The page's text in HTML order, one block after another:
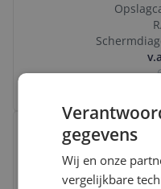
Vergelijken
Bekijk product
gegevens
Wij en onze
vergelijkbare